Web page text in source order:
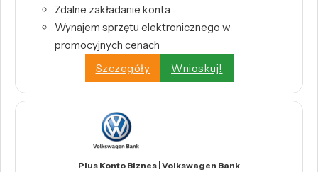
Zdalne zakładanie konta
Wynajem sprzętu elektronicznego w
promocyjnych cenach
Szczegóły
Wnioskuj!
Plus Konto Biznes | Volkswagen Bank